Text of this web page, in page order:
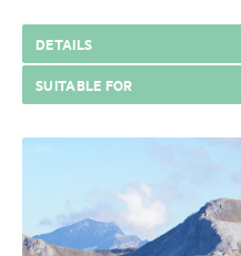
DETAILS
SUITABLE FOR